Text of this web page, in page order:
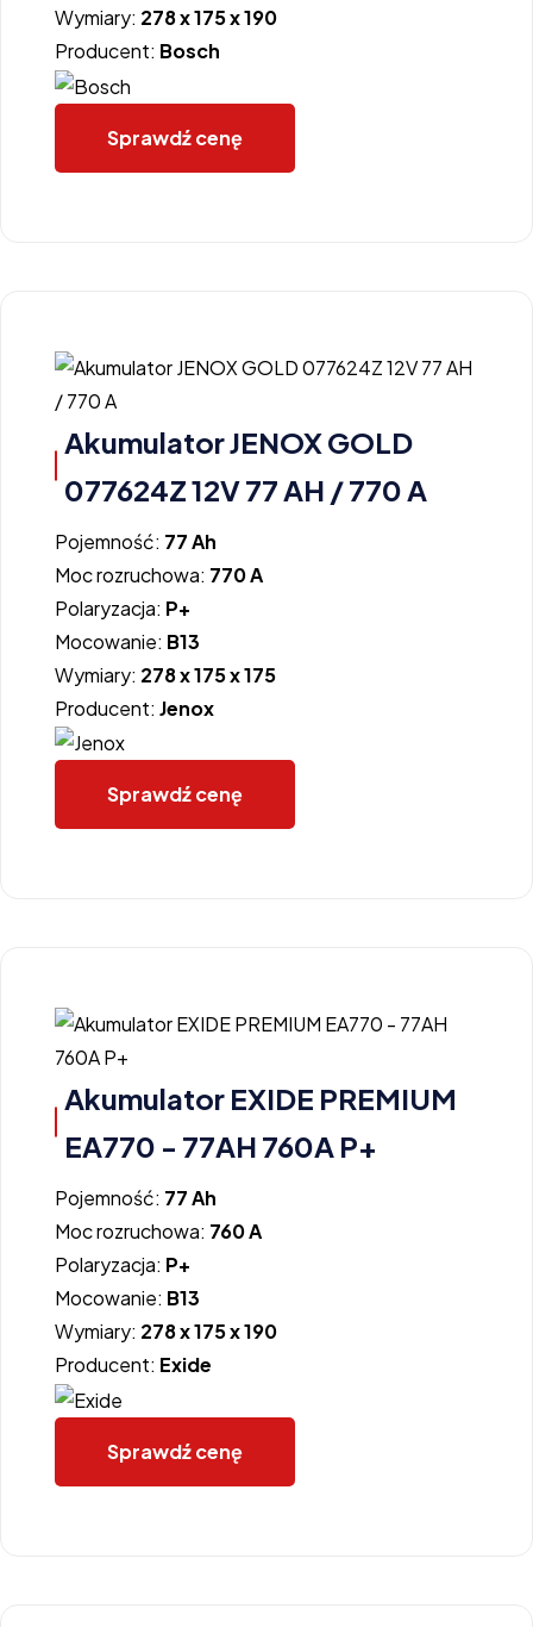
Wymiary: 278 x 175 x 190
Producent: Bosch
Sprawdź cenę
Akumulator JENOX GOLD
077624Z 12V 77 AH / 770 A
Pojemność: 77 Ah
Moc rozruchowa: 770 A
Polaryzacja: P+
Mocowanie: B13
Wymiary: 278 x 175 x 175
Producent: Jenox
Sprawdź cenę
Akumulator EXIDE PREMIUM
EA770 - 77AH 760A P+
Pojemność: 77 Ah
Moc rozruchowa: 760 A
Polaryzacja: P+
Mocowanie: B13
Wymiary: 278 x 175 x 190
Producent: Exide
Sprawdź cenę